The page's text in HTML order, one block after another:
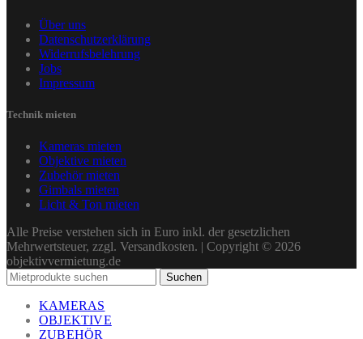
Über uns
Datenschutzerklärung
Widerrufsbelehrung
Jobs
Impressum
Technik mieten
Kameras mieten
Objektive mieten
Zubehör mieten
Gimbals mieten
Licht & Ton mieten
Alle Preise verstehen sich in Euro inkl. der gesetzlichen
Mehrwertsteuer, zzgl. Versandkosten. | Copyright © 2026
objektivvermietung.de
Suchen
KAMERAS
OBJEKTIVE
ZUBEHÖR